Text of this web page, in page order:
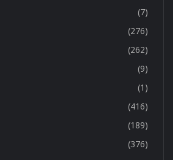
(7)
(276)
(262)
(9)
(1)
(416)
(189)
(376)